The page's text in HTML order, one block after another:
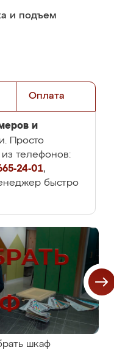
и подъем
Оплата
и
Просто
телефонов:
24-01,
быстро
шкаф